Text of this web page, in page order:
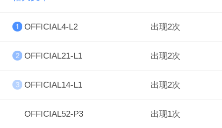
OFFICIAL4-L2 出现2次
OFFICIAL21-L1 出现2次
OFFICIAL14-L1 出现2次
OFFICIAL52-P3 出现1次